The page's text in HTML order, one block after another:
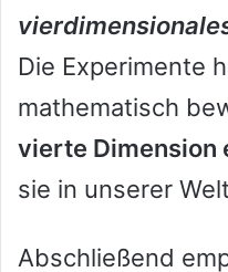
Die Experimente
mathematisch
vierte Dimension
sie in unserer
Abschließend